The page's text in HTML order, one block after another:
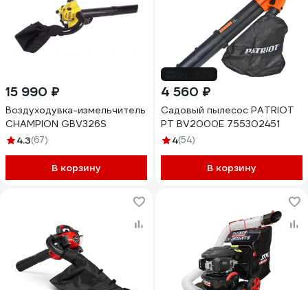
15 990 ₽
Воздуходувка-измельчитель
CHAMPION GBV326S
4.3(67)
В корзину
4 560 ₽
Садовый пылесос PATRIOT
PT BV2000E 755302451
4(54)
В корзину